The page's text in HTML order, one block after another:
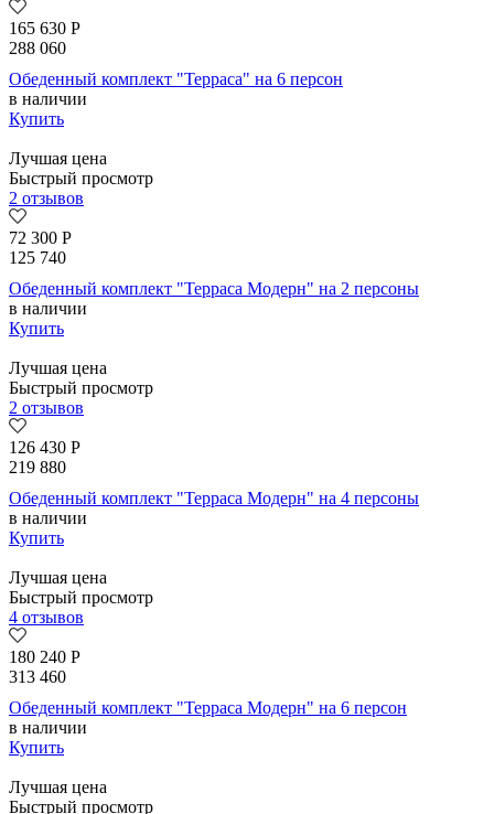
165 630 Р
288 060
Обеденный комплект "Терраса" на 6 персон
в наличии
Купить
Лучшая цена
Быстрый просмотр
2 отзывов
72 300 Р
125 740
Обеденный комплект "Терраса Модерн" на 2 персоны
в наличии
Купить
Лучшая цена
Быстрый просмотр
2 отзывов
126 430 Р
219 880
Обеденный комплект "Терраса Модерн" на 4 персоны
в наличии
Купить
Лучшая цена
Быстрый просмотр
4 отзывов
180 240 Р
313 460
Обеденный комплект "Терраса Модерн" на 6 персон
в наличии
Купить
Лучшая цена
Быстрый просмотр